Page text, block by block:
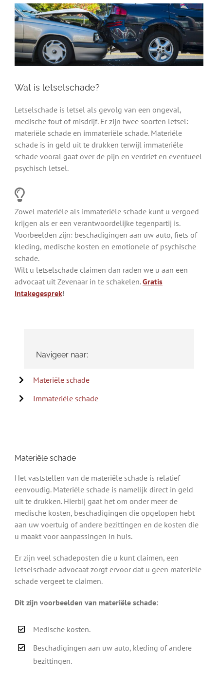
Wat is letselschade?
Letselschade is letsel als gevolg van een ongeval,
medische fout of misdrijf. Er zijn twee soorten letsel:
materiële schade en immateriële schade. Materiële
schade is in geld uit te drukken terwijl immateriële
schade vooral gaat over de pijn en verdriet en eventueel
psychisch letsel.
Zowel materiële als immateriële schade kunt u vergoed
krijgen als er een verantwoordelijke tegenpartij is.
Voorbeelden zijn: beschadigingen aan uw auto, fiets of
kleding, medische kosten en emotionele of psychische
schade.
Wilt u letselschade claimen dan raden we u aan een
advocaat uit Zevenaar in te schakelen.Gratis
intakegesprek!
Navigeer naar:
Materiële schade
Immateriële schade
Materiële schade
Het vaststellen van de materiële schade is relatief
eenvoudig. Materiële schade is namelijk direct in geld
uit te drukken. Hierbij gaat het om onder meer de
medische kosten, beschadigingen die opgelopen hebt
aan uw voertuig of andere bezittingen en de kosten die
u maakt voor aanpassingen in huis.
Er zijn veel schadeposten die u kunt claimen, een
letselschade advocaat zorgt ervoor dat u geen materiële
schade vergeet te claimen.
Dit zijn voorbeelden van materiële schade:
Medische kosten.
Beschadigingen aan uw auto, kleding of andere
bezittingen.